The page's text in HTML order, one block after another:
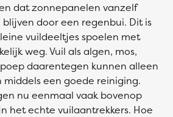
dat zonnepanelen vanzelf
door een regenbui. Dit is
vuildeeltjes spoelen met
weg. Vuil als algen, mos,
daarentegen kunnen alleen
een goede reiniging.
nu eenmaal vaak bovenop
het echte vuilaantrekkers. Hoe